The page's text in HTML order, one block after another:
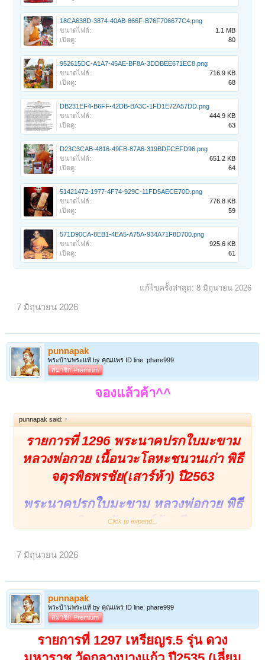
18CA638D-3874-40AB-866F-B76F706677C4.png
ขนาดไฟล์:
1.1 MB
เปิดดู:
80
952615DC-A1A7-45AE-BF8A-3DDBEE671EC8.png
ขนาดไฟล์:
716.9 KB
เปิดดู:
68
DB231EF4-B6FF-42DB-BA3C-1FD1E72A57DD.png
ขนาดไฟล์:
444.9 KB
เปิดดู:
63
D23C3CAB-4816-49FB-87A6-319BDFCEFD96.png
ขนาดไฟล์:
651.2 KB
เปิดดู:
64
51421472-1977-4F74-929C-11FD5AECE70D.png
ขนาดไฟล์:
776.8 KB
เปิดดู:
59
571D90CA-8EB1-4EA5-A75A-934A71F8D700.png
ขนาดไฟล์:
925.6 KB
เปิดดู:
61
แก้ไขครั้งล่าสุด: 8 มิถุนายน 2026
7 มิถุนายน 2026
punnapak
พระบ้านพระแท้ by คุณแพร ID line: phare999
สมาชิก Premium
จองแล้วค้า^^
punnapak said: ↑
รายการที่ 1296 พระนาคปรกใบมะขาม
หลวงพ่อกวย เนื้อนวะโลหะชนวนเก่า พิธี
จตุรพิธพรชัย(เสาร์ห้า) ปี2563
พระนาคปรกใบมะขาม หลวงพ่อกวย พิธี
จตุรพิธพรชัย(เสาร์ห้า) ปี2563
***เนื้อนวะโลหะชนวนเก่า***
พร้อมตอกโค้ด ตอกหมายเลขกำกับ
วัดรัตนชัย(จีน) พระนครศรีอยุธยา
มหาพิธีพุทธาภิเษก
วาระที่ ๑หลวงพ่อเล็ก วัดท่าขนุน
Click to expand...
7 มิถุนายน 2026
punnapak
พระบ้านพระแท้ by คุณแพร ID line: phare999
สมาชิก Premium
รายการที่ 1297 เหรียญร.5 รุ่น ดวง